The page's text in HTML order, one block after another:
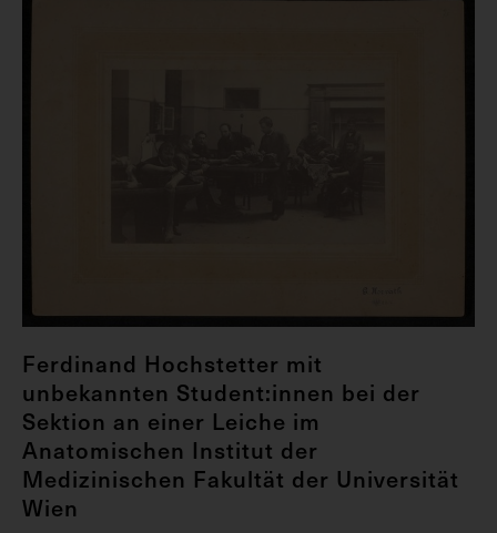
Ferdinand Hochstetter mit
unbekannten Student:innen bei der
Sektion an einer Leiche im
Anatomischen Institut der
Medizinischen Fakultät der Universität
Wien